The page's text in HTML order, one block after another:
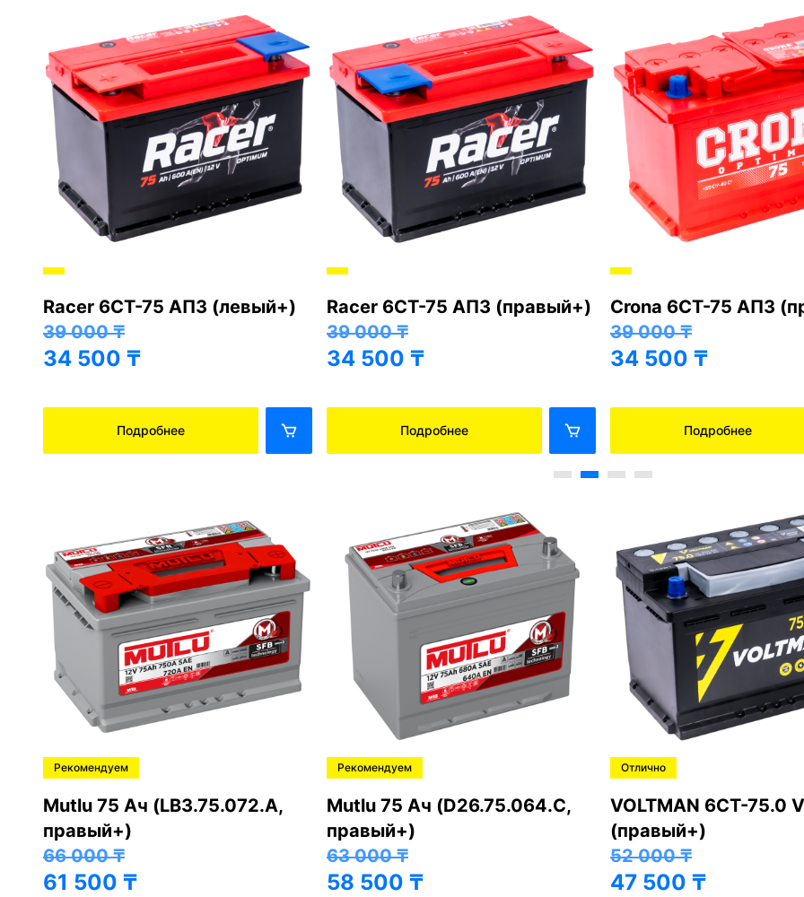
Racer 6СТ-75 АПЗ (левый+)
39 000₸
34 500 ₸
Подробнее
Racer 6СТ-75 АПЗ (правый+)
39 000₸
34 500 ₸
Подробнее
Crona 6СТ-75 АПЗ
39 000₸
34 500 ₸
Подробнее
Рекомендуем
Mutlu 75 Ач (LB3.75.072.A,
правый+)
66 000₸
61 500 ₸
Рекомендуем
Mutlu 75 Ач (D26.75.064.C,
правый+)
63 000₸
58 500 ₸
Отлично
VOLTMAN 6CT-75.0
(правый+)
52 000₸
47 500 ₸